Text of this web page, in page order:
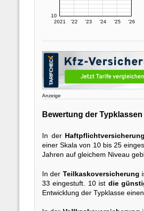
2021 '22 '23 '24 '25 '26
10
Anzeige
Bewertung der Typklassen
In der Haftpflichtversicherung
einer Skala von 10 bis 25
Jahren auf gleichem Niveau
In der Teilkaskoversicherung
33 eingestuft. 10 ist die
Entwicklung der Typklasse